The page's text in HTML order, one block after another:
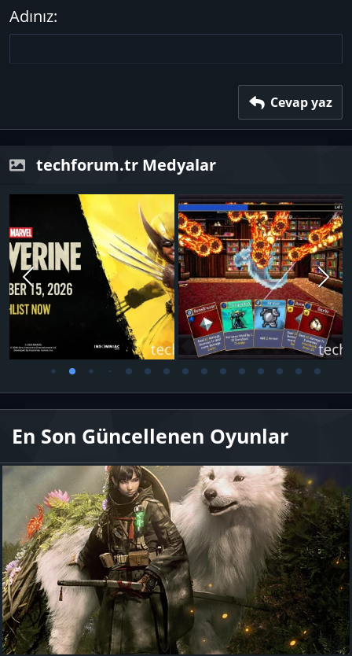
Adınız
Cevap yaz
techforum.tr Medyalar
En Son Güncellenen Oyunlar